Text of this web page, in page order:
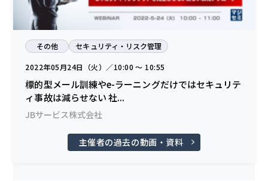
その他 セキュリティ・リスク管理
2022年05月24日（火）／10:00 〜 10:55
標的型メール訓練やe-ラーニングだけではセキュリテ
ィ事故は減らせない 社...
JBサービス株式会社
主催者の過去の動画・資料